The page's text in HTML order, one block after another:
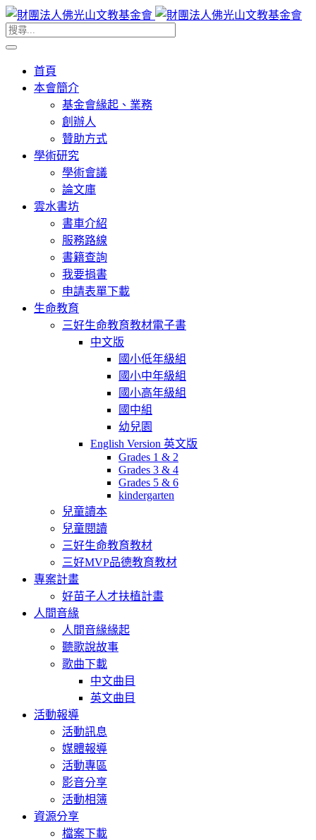
首頁
本會簡介
基金會緣起、業務
創辦人
贊助方式
學術研究
學術會議
論文庫
雲水書坊
書車介紹
服務路線
書籍查詢
我要捐書
申請表單下載
生命教育
三好生命教育教材電子書
中文版
國小低年級組
國小中年級組
國小高年級組
國中組
幼兒園
English Version 英文版
Grades 1 & 2
Grades 3 & 4
Grades 5 & 6
kindergarten
兒童讀本
兒童閱讀
三好生命教育教材
三好MVP品德教育教材
專案計畫
好苗子人才扶植計畫
人間音緣
人間音緣緣起
聽歌說故事
歌曲下載
中文曲目
英文曲目
活動報導
活動訊息
媒體報導
活動專區
影音分享
活動相簿
資源分享
檔案下載